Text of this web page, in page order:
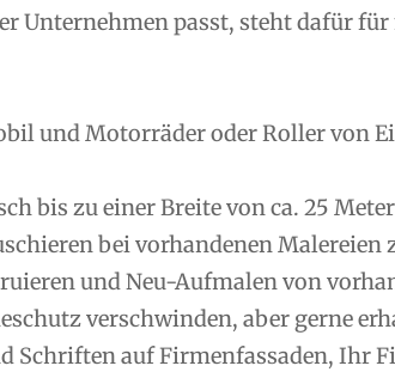
Unternehmen passt, steht dafür
und Motorräder oder Roller von
bis zu einer Breite von ca. 25
bei vorhandenen Malereien
und Neu-Aufmalen von
verschwinden, aber gerne
Schriften auf Firmenfassaden, Ihr